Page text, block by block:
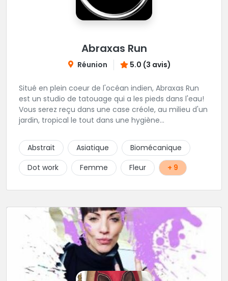
Abraxas Run
Réunion 5.0 (3 avis)
Situé en plein coeur de l'océan indien, Abraxas Run
est un studio de tatouage qui a les pieds dans l'eau!
Vous serez reçu dans une case créole, au milieu d'un
jardin, tropical le tout dans une hygiène
choix de bijoux et uniquement dans des matières
biocompatibles! Vous le trouverez à Saint-Gilles les
Bains...les doigts de pieds en éventail...
Abstrait Asiatique
Biomécanique
Dot work
Femme Fleur + 9